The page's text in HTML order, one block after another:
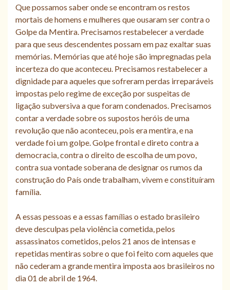
Que possamos saber onde se encontram os restos
mortais de homens e mulheres que ousaram ser contra o
Golpe da Mentira. Precisamos restabelecer a verdade
para que seus descendentes possam em paz exaltar suas
memórias. Memórias que até hoje são impregnadas pela
incerteza do que aconteceu. Precisamos restabelecer a
dignidade para aqueles que sofreram perdas irreparáveis
impostas pelo regime de exceção por suspeitas de
ligação subversiva a que foram condenados. Precisamos
contar a verdade sobre os supostos heróis de uma
revolução que não aconteceu, pois era mentira, e na
verdade foi um golpe. Golpe frontal e direto contra a
democracia, contra o direito de escolha de um povo,
contra sua vontade soberana de designar os rumos da
construção do País onde trabalham, vivem e constituíram
família.
A essas pessoas e a essas famílias o estado brasileiro
deve desculpas pela violência cometida, pelos
assassinatos cometidos, pelos 21 anos de intensas e
repetidas mentiras sobre o que foi feito com aqueles que
não cederam a grande mentira imposta aos brasileiros no
dia 01 de abril de 1964.